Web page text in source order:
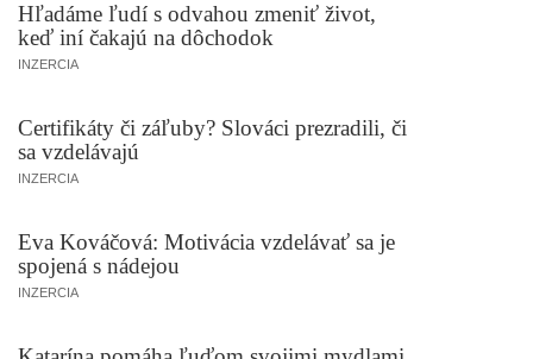
Hľadáme ľudí s odvahou zmeniť život,
keď iní čakajú na dôchodok
INZERCIA
Certifikáty či záľuby? Slováci prezradili, či
sa vzdelávajú
INZERCIA
Eva Kováčová: Motivácia vzdelávať sa je
spojená s nádejou
INZERCIA